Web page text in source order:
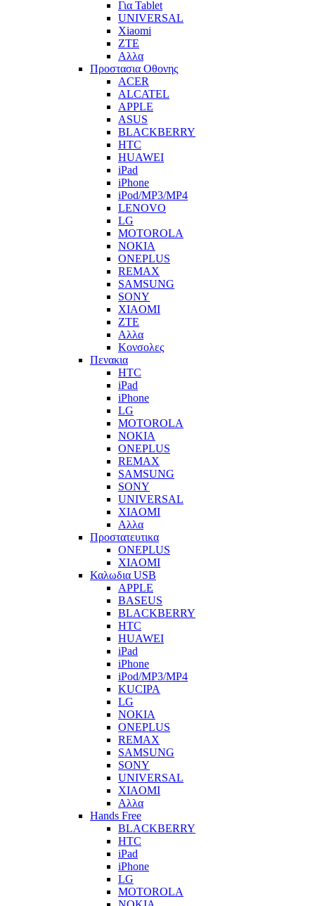
Για Tablet
UNIVERSAL
Xiaomi
ZTE
Αλλα
Προστασια Οθονης
ACER
ALCATEL
APPLE
ASUS
BLACKBERRY
HTC
HUAWEI
iPad
iPhone
iPod/MP3/MP4
LENOVO
LG
MOTOROLA
NOKIA
ONEPLUS
REMAX
SAMSUNG
SONY
XIAOMI
ZTE
Αλλα
Κονσολες
Πενακια
HTC
iPad
iPhone
LG
MOTOROLA
NOKIA
ONEPLUS
REMAX
SAMSUNG
SONY
UNIVERSAL
XIAOMI
Αλλα
Προστατευτικα
ONEPLUS
XIAOMI
Καλωδια USB
APPLE
BASEUS
BLACKBERRY
HTC
HUAWEI
iPad
iPhone
iPod/MP3/MP4
KUCIPA
LG
NOKIA
ONEPLUS
REMAX
SAMSUNG
SONY
UNIVERSAL
XIAOMI
Αλλα
Hands Free
BLACKBERRY
HTC
iPad
iPhone
LG
MOTOROLA